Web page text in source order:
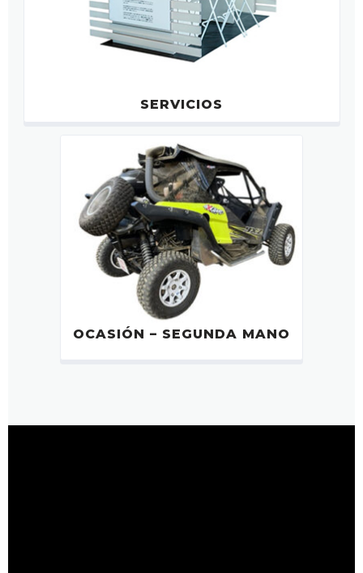
SERVICIOS
OCASIÓN – SEGUNDA MANO